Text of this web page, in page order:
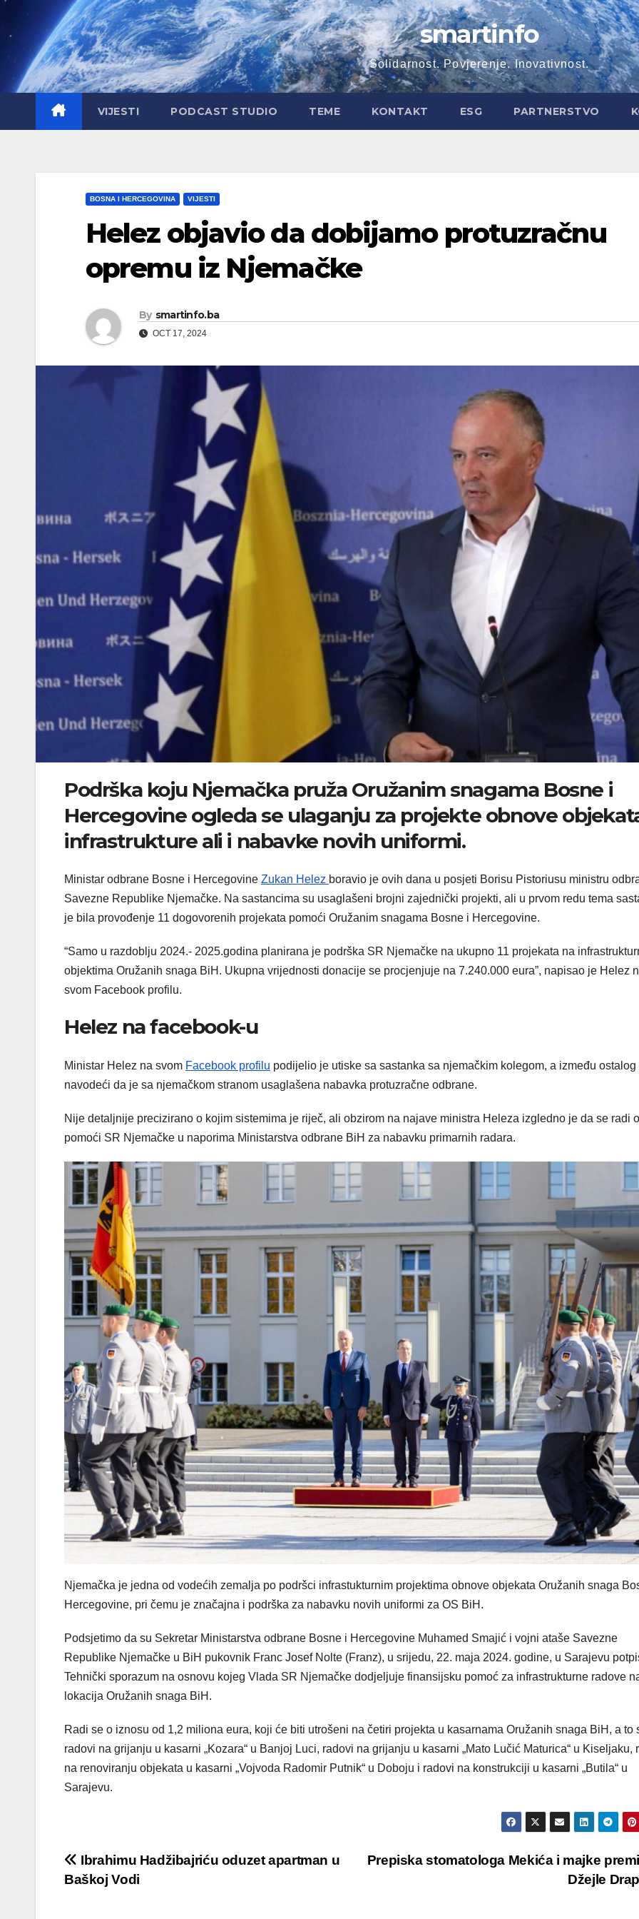
content
smartinfo
Solidarnost. Povjerenje. Inovativnost.
VIJESTI PODCAST STUDIO TEME KONTAKT ESG PARTNERSTVO
BOSNA I HERCEGOVINA VIJESTI
Helez objavio da dobijamo protuzračnu
opremu iz Njemačke
By smartinfo.ba
OCT 17, 2024
Podrška koju Njemačka pruža Oružanim snagama Bosne i
Hercegovine ogleda se ulaganju za projekte obnove
infrastrukture ali i nabavke novih uniformi.
Ministar odbrane Bosne i Hercegovine Zukan Helez boravio je ovih dana u posjeti Borisu Pistoriusu ministru
Savezne Republike Njemačke. Na sastancima su usaglašeni brojni zajednički projekti, ali u prvom redu tema
je bila provođenje 11 dogovorenih projekata pomoći Oružanim snagama Bosne i Hercegovine.
“Samo u razdoblju 2024.- 2025.godina planirana je podrška SR Njemačke na ukupno 11 projekata na
objektima Oružanih snaga BiH. Ukupna vrijednosti donacije se procjenjuje na 7.240.000 eura”, napisao je Helez
svom Facebook profilu.
Helez na facebook-u
Ministar Helez na svom Facebook profilu podijelio je utiske sa sastanka sa njemačkim kolegom, a između ostalog
navodeći da je sa njemačkom stranom usaglašena nabavka protuzračne odbrane.
Nije detaljnije precizirano o kojim sistemima je riječ, ali obzirom na najave ministra Heleza izgledno je da se radi o
pomoći SR Njemačke u naporima Ministarstva odbrane BiH za nabavku primarnih radara.
Njemačka je jedna od vodećih zemalja po podršci infrastukturnim projektima obnove objekata Oružanih snaga
Hercegovine, pri čemu je značajna i podrška za nabavku novih uniformi za OS BiH.
Podsjetimo da su Sekretar Ministarstva odbrane Bosne i Hercegovine Muhamed Smajić i vojni ataše Savezne
Republike Njemačke u BiH pukovnik Franc Josef Nolte (Franz), u srijedu, 22. maja 2024. godine, u Sarajevu
Tehnički sporazum na osnovu kojeg Vlada SR Njemačke dodjeljuje finansijsku pomoć za infrastrukturne radove
lokacija Oružanih snaga BiH.
Radi se o iznosu od 1,2 miliona eura, koji će biti utrošeni na četiri projekta u kasarnama Oružanih snaga BiH, a to
radovi na grijanju u kasarni „Kozara“ u Banjoj Luci, radovi na grijanju u kasarni „Mato Lučić Maturica“ u Kiseljaku,
na renoviranju objekata u kasarni „Vojvoda Radomir Putnik“ u Doboju i radovi na konstrukciji u kasarni „Butila“ u
Sarajevu.
Post
navigation
Prepiska stomatologa Mekića i majke
Džejle
Ibrahimu Hadžibajriću oduzet apartman u
Baškoj Vodi